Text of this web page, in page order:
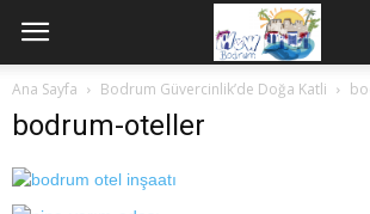
Ana Sayfa Bodrum Güvercinlik’de Doğa Katli
bodrum-oteller